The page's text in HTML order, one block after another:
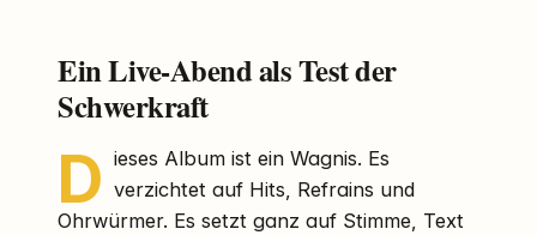
Ein Live-Abend als Test der
Schwerkraft
D ieses Album ist ein Wagnis. Es
verzichtet auf Hits, Refrains und
Ohrwürmer. Es setzt ganz auf Stimme, Text